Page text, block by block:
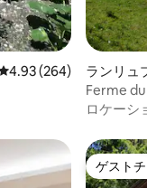
ビュー264件、5つ星
4.93 (264)
ランリュ
イ
Ferme
ロケーシ
ゲスト
ゲスト